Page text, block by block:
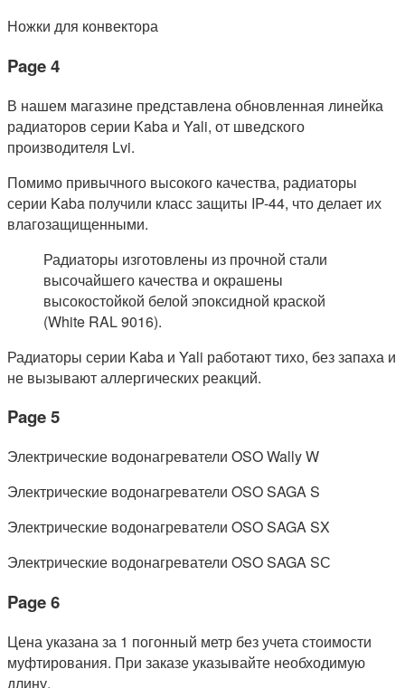
Ножки для конвектора
Page 4
В нашем магазине представлена обновленная линейка
радиаторов серии Kaba и Yali, от шведского
производителя Lvi.
Помимо привычного высокого качества, радиаторы
серии Kaba получили класс защиты IP-44, что делает их
влагозащищенными.
Радиаторы изготовлены из прочной стали
высочайшего качества и окрашены
высокостойкой белой эпоксидной краской
(White RAL 9016).
Радиаторы серии Kaba и Yali работают тихо, без запаха и
не вызывают аллергических реакций.
Page 5
Электрические водонагреватели OSO Wally W
Электрические водонагреватели OSO SAGA S
Электрические водонагреватели OSO SAGA SX
Электрические водонагреватели OSO SAGA SС
Page 6
Цена указана за 1 погонный метр без учета стоимости
муфтирования. При заказе указывайте необходимую
длину.